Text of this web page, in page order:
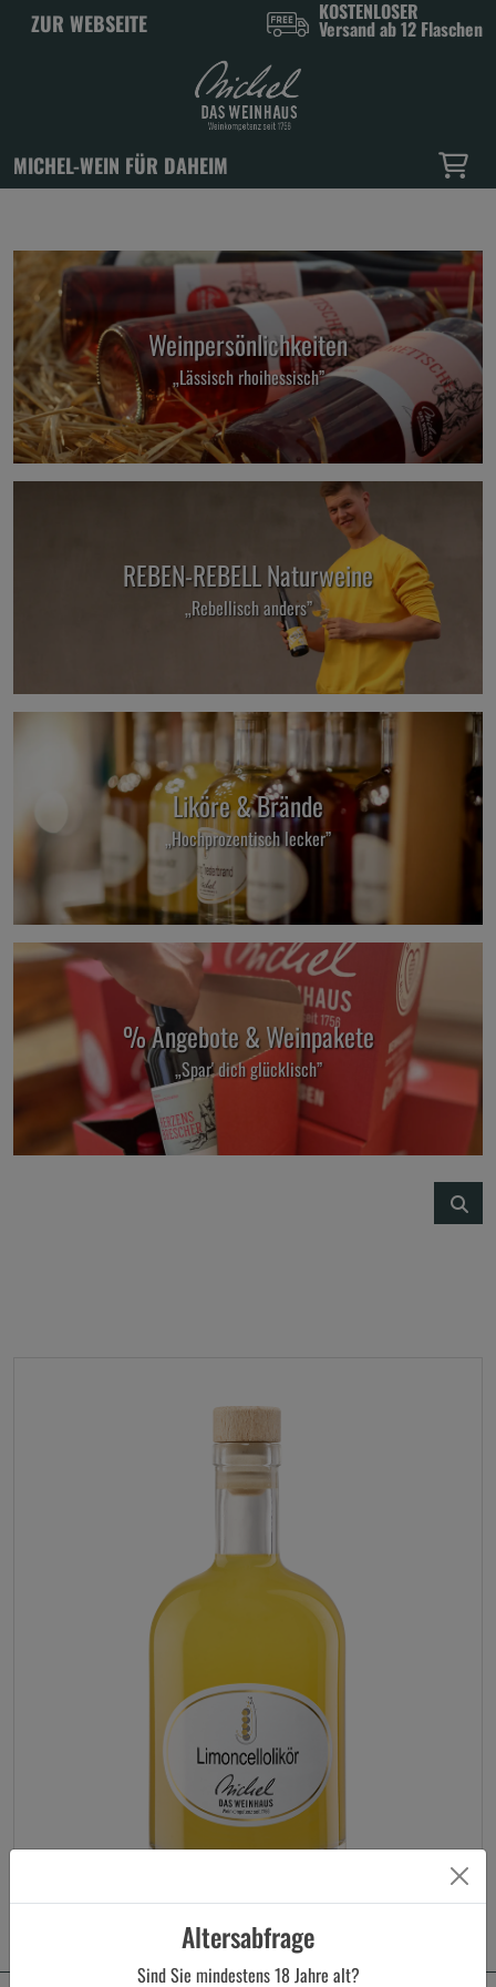
ZUR WEBSEITE KOSTENLOSER
Versand ab 12 Flaschen
MICHEL-WEIN FÜR DAHEIM
Weinpersönlichkeiten
„Lässisch rhoihessisch”
REBEN-REBELL Naturweine
„Rebellisch anders”
Liköre & Brände
„Hochprozentisch lecker”
% Angebote & Weinpakete
„Spar' dich glücklisch”
Altersabfrage
Sind Sie mindestens18Jahre alt?